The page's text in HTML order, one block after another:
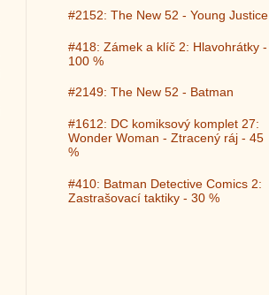
#2152: The New 52 - Young Justice
#418: Zámek a klíč 2: Hlavohrátky -
100 %
#2149: The New 52 - Batman
#1612: DC komiksový komplet 27:
Wonder Woman - Ztracený ráj - 45
%
#410: Batman Detective Comics 2:
Zastrašovací taktiky - 30 %